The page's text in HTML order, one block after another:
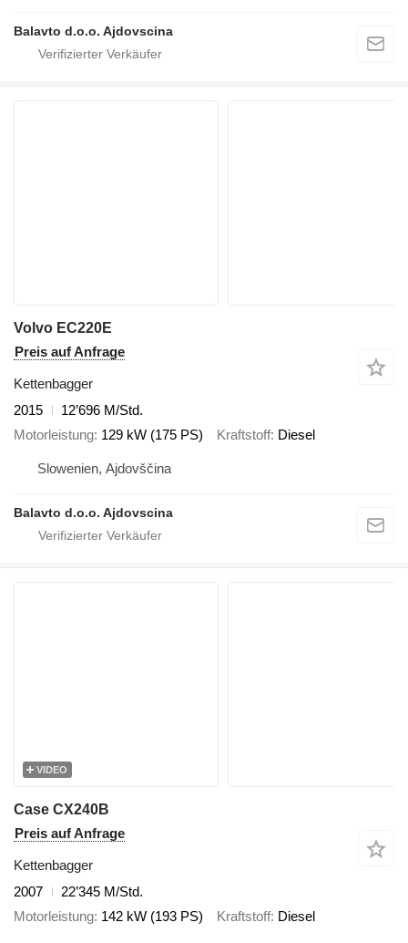
Balavto d.o.o. Ajdovscina
Volvo EC220E
Preis auf Anfrage
Kettenbagger
2015
12’696 M/Std.
Motorleistung 129 kW (175 PS) Kraftstoff Diesel
Slowenien, Ajdovščina
Balavto d.o.o. Ajdovscina
VIDEO
Case CX240B
Preis auf Anfrage
Kettenbagger
2007
22’345 M/Std.
Motorleistung 142 kW (193 PS) Kraftstoff Diesel